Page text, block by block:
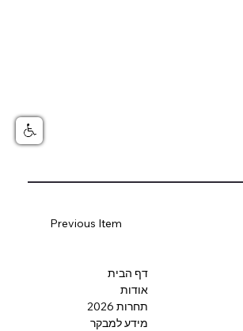
Previous Item
דף הבית
אודות
תחרות 2026
מידע למבקר